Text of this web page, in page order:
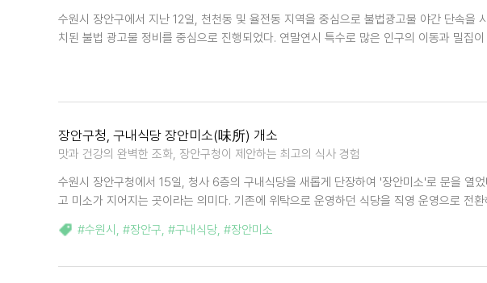
수원시 장안구에서 지난 12일, 천천동 및 율전동 지역을 중심으로 불법광고물 야간 단속을
치된 불법 광고물 정비를 중심으로 진행되었다. 연말연시 특수로 많은 인구의 이동과 밀집
장안구청, 구내식당 장안미소(味所) 개소
맛과 건강의 완벽한 조화, 장안구청이 제안하는 최고의 식사 경험
수원시 장안구청에서 15일, 청사 6층의 구내식당을 새롭게 단장하여 '장안미소'로 문을 열
고 미소가 지어지는 곳이라는 의미다. 기존에 위탁으로 운영하던 식당을 직영 운영으로 전
#수원시 , #장안구, #구내식당, #장안미소